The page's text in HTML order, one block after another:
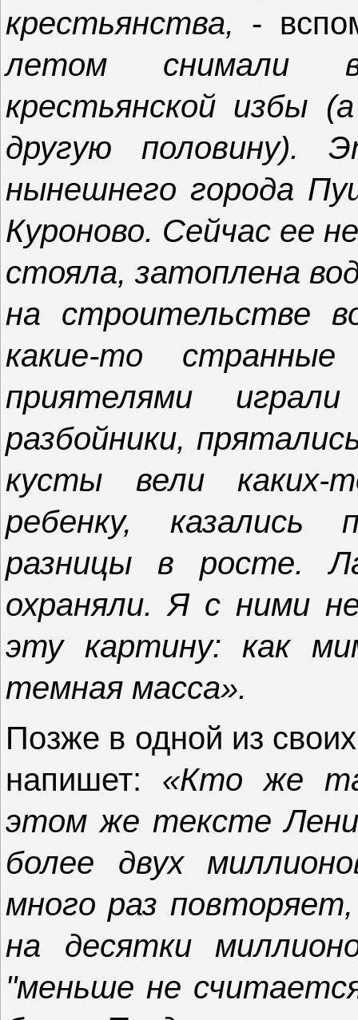
крестьянства, -
летом снимали
крестьянской избы
другую половину).
нынешнего города
Куроново. Сейчас ее
стояла, затоплена
на строительстве
какие-то
приятелями
разбойники,
кусты вели
ребенку, казались
разницы в росте.
охраняли. Я с ними
эту картину: как
темная масса».
Позже в одной из
напишет: «Кто же
этом же тексте
более двух
много раз
на десятки
"меньше не